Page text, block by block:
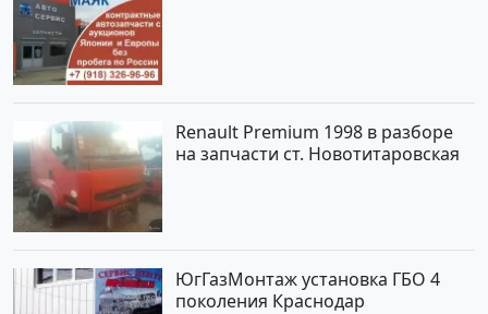
Renault Premium 1998 в разборе
на запчасти ст. Новотитаровская
ЮгГазМонтаж установка ГБО 4
поколения Краснодар